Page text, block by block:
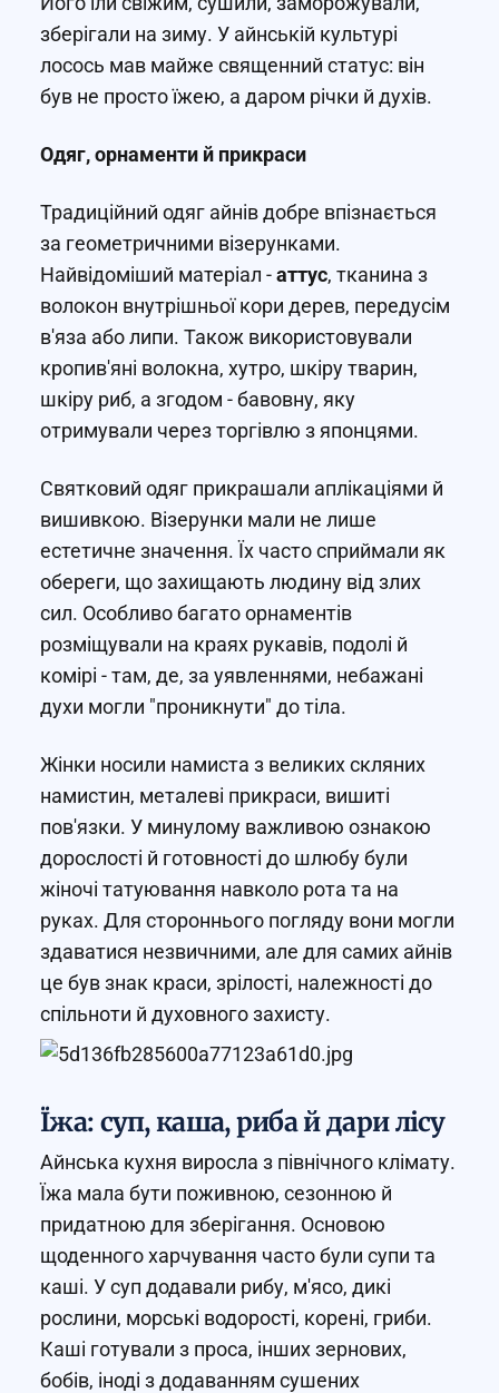
зберігали на зиму. У айнській культурі
лосось мав майже священний статус: він
був не просто їжею, а даром річки й духів.
Одяг, орнаменти й прикраси
Традиційний одяг айнів добре впізнається
за геометричними візерунками.
Найвідоміший матеріал -аттус, тканина з
волокон внутрішньої кори дерев, передусім
в'яза або липи. Також використовували
кропив'яні волокна, хутро, шкіру тварин,
шкіру риб, а згодом - бавовну, яку
отримували через торгівлю з японцями.
Святковий одяг прикрашали аплікаціями й
вишивкою. Візерунки мали не лише
естетичне значення. Їх часто сприймали як
обереги, що захищають людину від злих
сил. Особливо багато орнаментів
розміщували на краях рукавів, подолі й
комірі - там, де, за уявленнями, небажані
духи могли "проникнути" до тіла.
Жінки носили намиста з великих скляних
намистин, металеві прикраси, вишиті
пов'язки. У минулому важливою ознакою
дорослості й готовності до шлюбу були
жіночі татуювання навколо рота та на
руках. Для стороннього погляду вони могли
здаватися незвичними, але для самих айнів
це був знак краси, зрілості, належності до
спільноти й духовного захисту.
Їжа: суп, каша, риба й дари лісу
Айнська кухня виросла з північного клімату.
Їжа мала бути поживною, сезонною й
придатною для зберігання. Основою
щоденного харчування часто були супи та
каші. У суп додавали рибу, м'ясо, дикі
рослини, морські водорості, корені, гриби.
Каші готували з проса, інших зернових,
бобів, іноді з додаванням сушених